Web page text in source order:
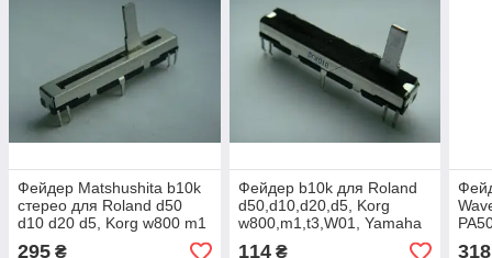
Фейдер Matshushita b10k
стерео для Roland d50
d10 d20 d5, Korg w800 m1
t3 W01 Triton LE Yamaha
295 ₴
Фейдер b10k для Roland
d50,d10,d20,d5, Korg
w800,m1,t3,W01, Yamaha
dx7,dx11
114₴
c45
318